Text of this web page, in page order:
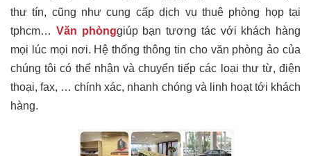
thư tín, cũng như cung cấp dịch vụ thuê phòng họp tại
tphcm… Văn phònggiúp bạn tương tác với khách hàng
mọi lúc mọi nơi. Hệ thống thông tin cho văn phòng ảo của
chúng tôi có thể nhận và chuyển tiếp các loại thư từ, điện
thoại, fax, … chính xác, nhanh chóng và linh hoạt tới khách
hàng.